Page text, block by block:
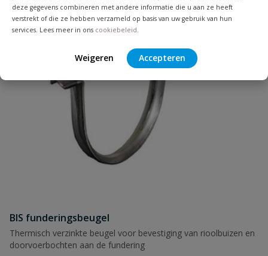
deze gegevens combineren met andere informatie die u aan ze heeft
verstrekt of die ze hebben verzameld op basis van uw gebruik van hun
services. Lees meer in ons cookiebeleid.
Weigeren Accepteren
BIS funderingsbeugel
Thermisch verzinkte beugel voor bevestiging van rioolbuizen en
doorvoerbochten aan de fundering